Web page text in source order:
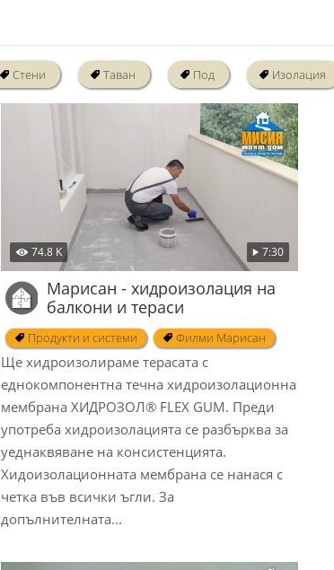
Стени Таван Под Изолация
74.8 K 7:30
Марисан - хидроизолация на
балкони и тераси
Продукти и системи Филми Марисан
Ще хидроизолираме терасата с
еднокомпонентна течна хидроизолационна
мембрана ХИДРОЗОЛ® FLEX GUM. Преди
употреба хидроизолацията се разбърква за
уеднаквяване на консистенцията.
Хидоизолационната мембрана се нанася с
четка във всички ъгли. За
допълнителната...